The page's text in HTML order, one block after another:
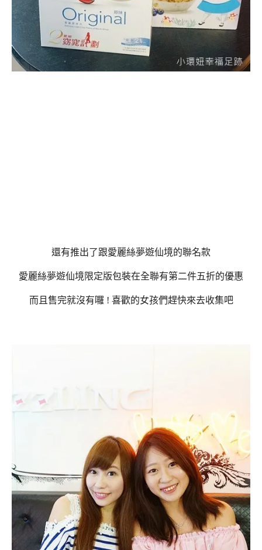
還有推出了跟愛麗絲夢遊仙境的聯名款
愛麗絲夢遊仙境限定版包裝在全聯有第二件五折的優惠
而且售完就沒有囉 ! 喜歡的女孩們趕快來去收集吧